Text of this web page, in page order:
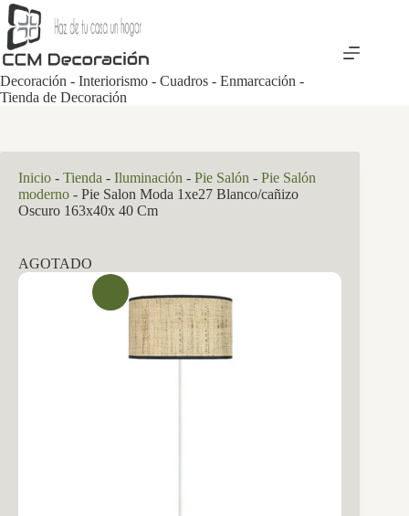
Saltar
al
contenido
Decoración - Interiorismo - Cuadros - Enmarcación -
Tienda de Decoración
Inicio - Tienda - Iluminación - Pie Salón - Pie Salón
moderno - Pie Salon Moda 1xe27 Blanco/cañizo
Oscuro 163x40x 40 Cm
AGOTADO